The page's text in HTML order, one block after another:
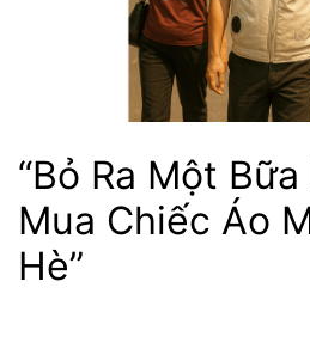
“Bỏ Ra Một
Mua Chiếc Áo
Hè”